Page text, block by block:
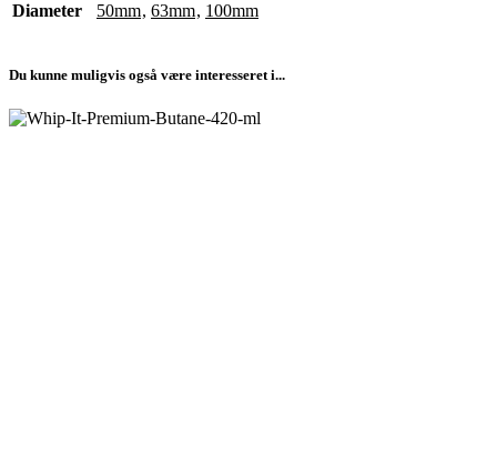
Diameter 50mm, 63mm, 100mm
Du kunne muligvis også være interesseret i...